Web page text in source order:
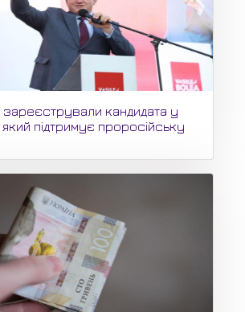
зареєстрували кандидата у
підтримує проросійську